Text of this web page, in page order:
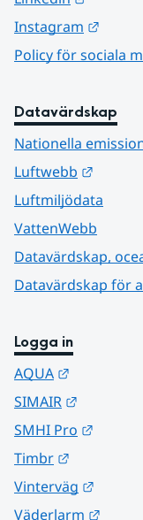
Instagram
Policy för sociala
Datavärdskap
Nationella
Luftwebb
Luftmiljödata
VattenWebb
Datavärdskap,
Datavärdskap för
Logga in
AQUA
SIMAIR
SMHI Pro
Timbr
Vinterväg
Väderlarm